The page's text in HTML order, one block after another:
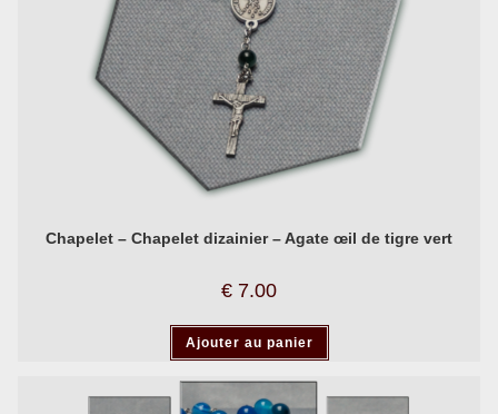
Chapelet – Chapelet dizainier – Agate œil de tigre vert
€ 7.00
Ajouter au panier